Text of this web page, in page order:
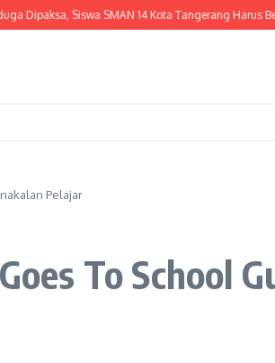
Siswa SMAN 14 Kota Tangerang Harus Berhenti
Pelajar
To School